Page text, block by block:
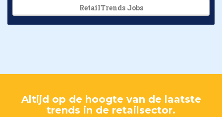
RetailTrends Jobs
Altijd op de hoogte van de laatste
trends in de retailsector.